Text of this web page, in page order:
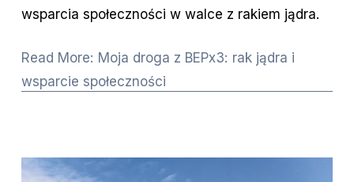
wsparcia społeczności w walce z rakiem jądra.
Read More: Moja droga z BEPx3: rak jądra i
wsparcie społeczności